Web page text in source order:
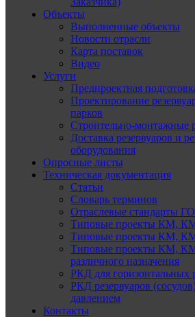
Объекты
Выполненные объекты
Новости отрасли
Карта поставок
Видео
Услуги
Предпроектная
Проектирование
парков
Строительно-монтажные
Доставка резервуаров и
оборудования
Опросные листы
Техническая документация
Статьи
Словарь терминов
Отраслевые стандарты
Типовые проекты КМ,
Типовые проекты КМ,
Типовые проекты КМ,
различного назначения
РКД для горизонтальных
РКД резервуаров
давлением
Контакты